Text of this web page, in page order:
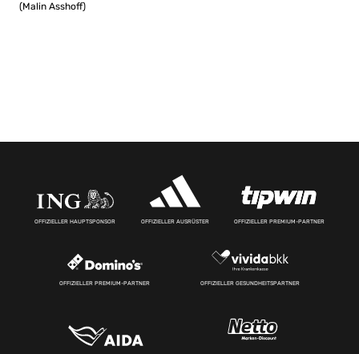
(Malin Asshoff)
OFFIZIELLER HAUPTSPONSOR OFFIZIELLER AUSRÜSTER OFFIZIELLER PREMIUM-PARTNER
OFFIZIELLER PREMIUM-PARTNER OFFIZIELLER GESUNDHEITSPARTNER